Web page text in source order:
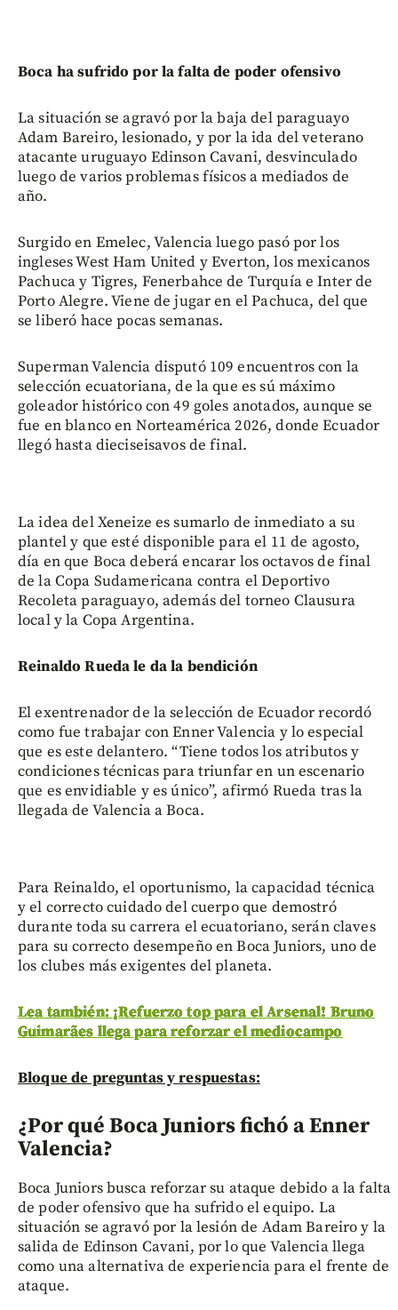
Boca ha sufrido por la falta de poder ofensivo
La situación se agravó por la baja del paraguayo
Adam Bareiro, lesionado, y por la ida del veterano
atacante uruguayo Edinson Cavani, desvinculado
luego de varios problemas físicos a mediados de
año.
Surgido en Emelec, Valencia luego pasó por los
ingleses West Ham United y Everton, los mexicanos
Pachuca y Tigres, Fenerbahce de Turquía e Inter de
Porto Alegre. Viene de jugar en el Pachuca, del que
se liberó hace pocas semanas.
Superman Valencia disputó 109 encuentros con la
selección ecuatoriana, de la que es sú máximo
goleador histórico con 49 goles anotados, aunque se
fue en blanco en Norteamérica 2026, donde Ecuador
llegó hasta dieciseisavos de final.
La idea del Xeneize es sumarlo de inmediato a su
plantel y que esté disponible para el 11 de agosto,
día en que Boca deberá encarar los octavos de final
de la Copa Sudamericana contra el Deportivo
Recoleta paraguayo, además del torneo Clausura
local y la Copa Argentina.
Reinaldo Rueda le da la bendición
El exentrenador de la selección de Ecuador recordó
como fue trabajar con Enner Valencia y lo especial
que es este delantero. “Tiene todos los atributos y
condiciones técnicas para triunfar en un escenario
que es envidiable y es único”, afirmó Rueda tras la
llegada de Valencia a Boca.
Para Reinaldo, el oportunismo, la capacidad técnica
y el correcto cuidado del cuerpo que demostró
durante toda su carrera el ecuatoriano, serán claves
para su correcto desempeño en Boca Juniors, uno de
los clubes más exigentes del planeta.
Lea también: ¡Refuerzo top para el Arsenal! Bruno
Guimarães llega para reforzar el mediocampo
Bloque de preguntas y respuestas:
¿Por qué Boca Juniors fichó a Enner
Valencia?
Boca Juniors busca reforzar su ataque debido a la falta
de poder ofensivo que ha sufrido el equipo. La
situación se agravó por la lesión de Adam Bareiro y la
salida de Edinson Cavani, por lo que Valencia llega
como una alternativa de experiencia para el frente de
ataque.